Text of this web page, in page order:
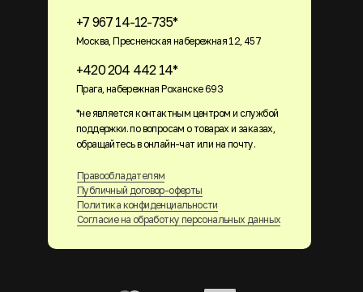
+7 967 14-12-735*
Москва, Пресненская набережная 12, 457
+420 204 442 14*
Прага, набережная Роханске 693
Правообладателям
Публичный договор-оферты
Политика конфиденциальности
Согласие на обработку персональных данных
*не является контактным центром и службой
поддержки. по вопросам о товарах и заказах,
обращайтесь в онлайн-чат или на почту.